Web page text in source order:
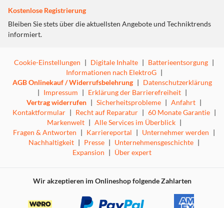
Kostenlose Registrierung
Bleiben Sie stets über die aktuellsten Angebote und Techniktrends
informiert.
Cookie-Einstellungen | Digitale Inhalte | Batterieentsorgung |
Informationen nach ElektroG |
AGB Onlinekauf / Widerrufsbelehrung | Datenschutzerklärung
| Impressum | Erklärung der Barrierefreiheit |
Vertrag widerrufen | Sicherheitsprobleme | Anfahrt |
Kontaktformular | Recht auf Reparatur | 60 Monate Garantie |
Markenwelt | Alle Services im Überblick |
Fragen & Antworten | Karriereportal | Unternehmer werden |
Nachhaltigkeit | Presse | Unternehmensgeschichte |
Expansion | Über expert
Wir akzeptieren im Onlineshop folgende Zahlarten